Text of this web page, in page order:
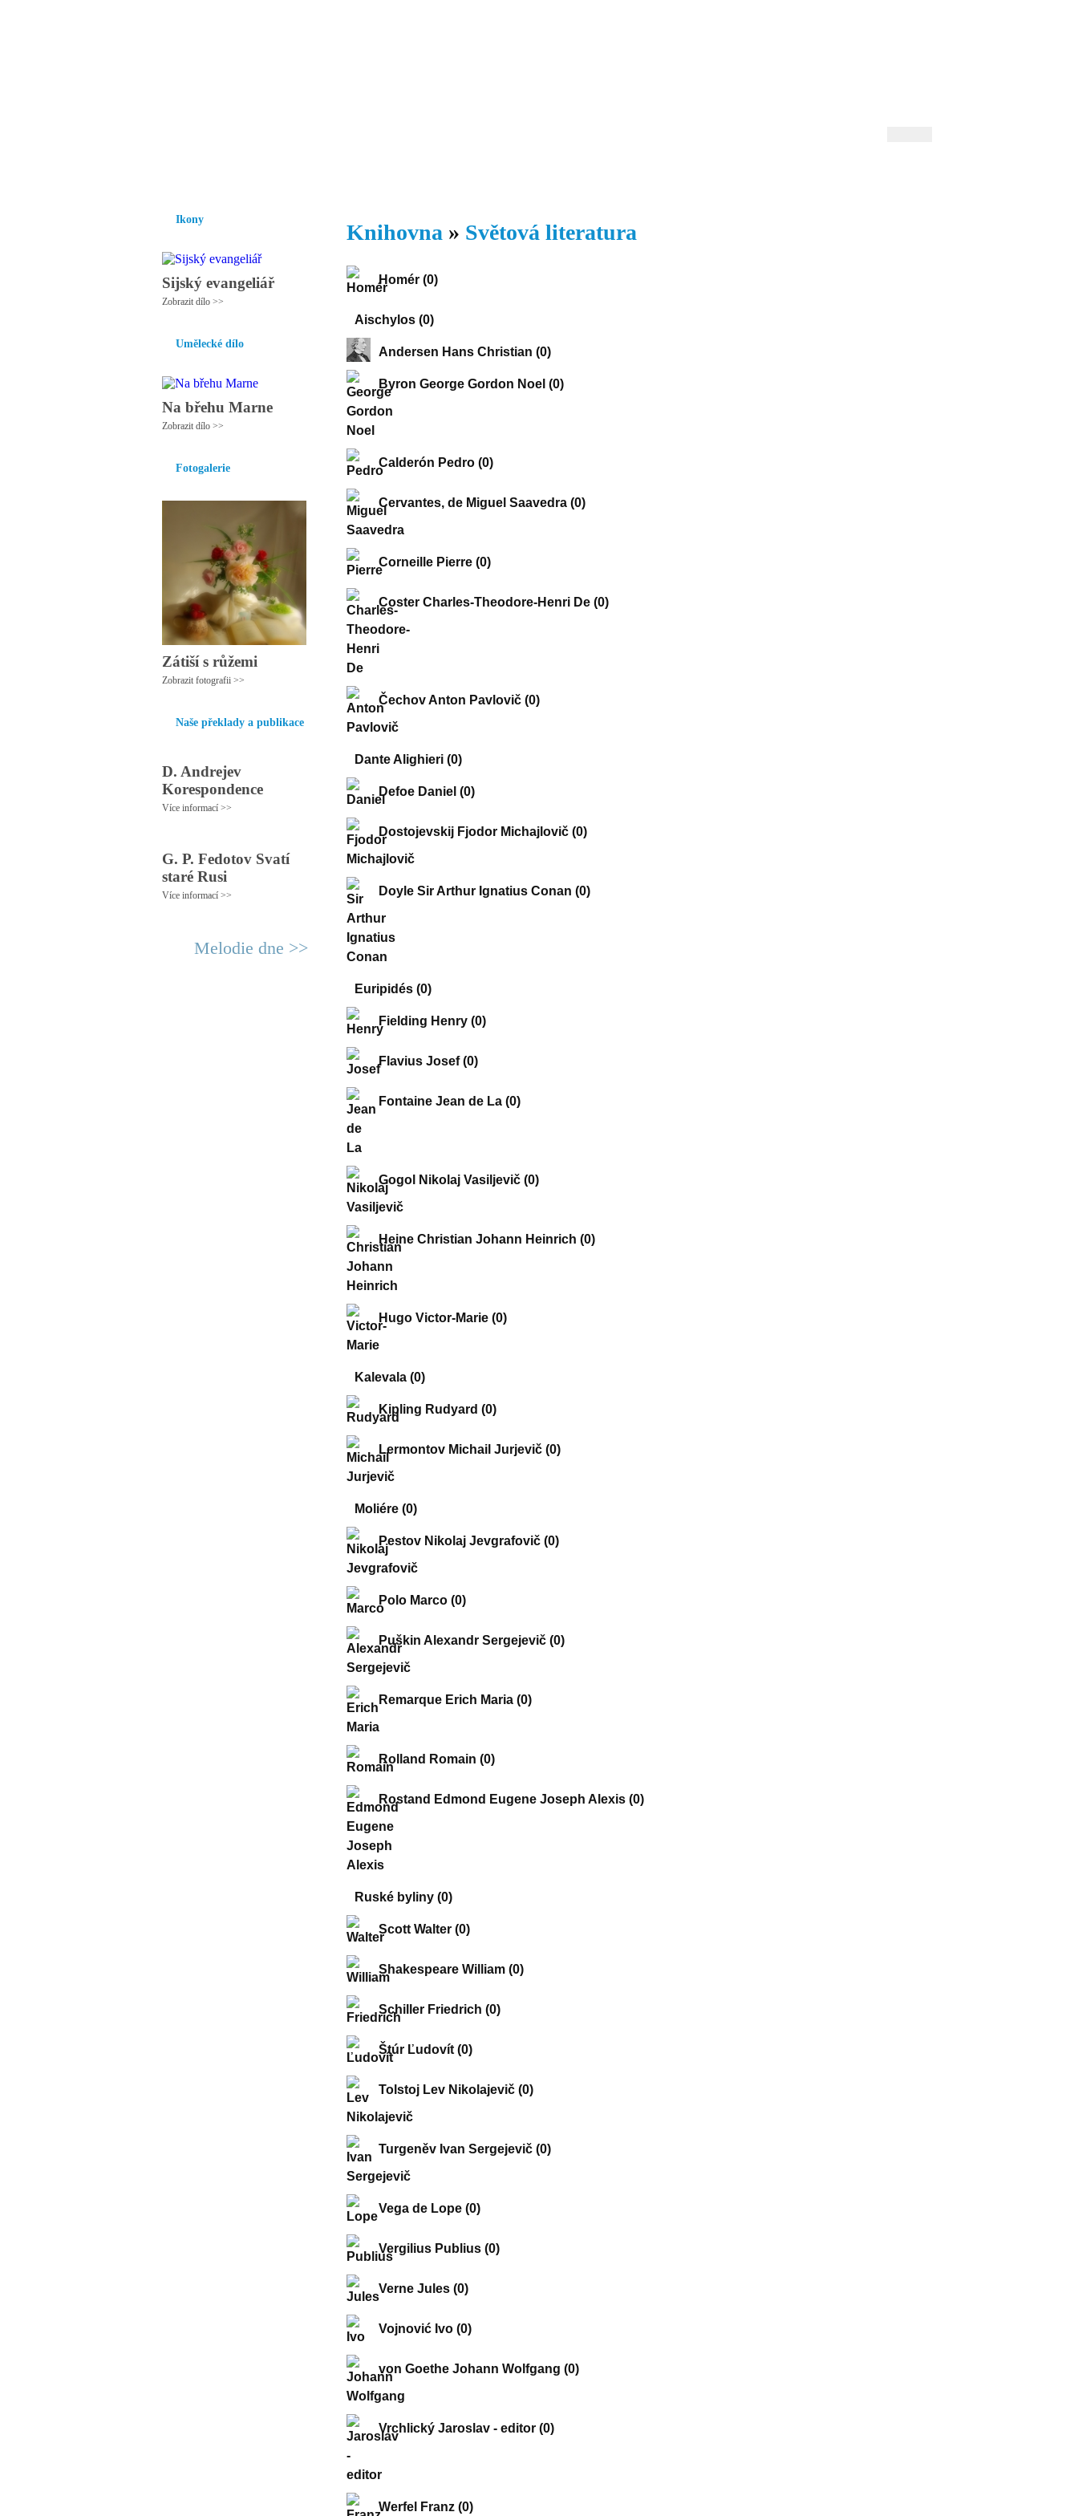
Ikony
Sijský evangeliář
Zobrazit dílo >>
Umělecké dílo
Na břehu Marne
Zobrazit dílo >>
Fotogalerie
Zátiší s růžemi
Zobrazit fotografii >>
Naše překlady a publikace
D. Andrejev
Korespondence
Více informací >>
G. P. Fedotov Svatí
staré Rusi
Více informací >>
Melodie dne >>
Knihovna » Světová literatura
Homér (0)
Aischylos (0)
Andersen Hans Christian (0)
Byron George Gordon Noel (0)
Calderón Pedro (0)
Cervantes, de Miguel Saavedra (0)
Corneille Pierre (0)
Coster Charles-Theodore-Henri De (0)
Čechov Anton Pavlovič (0)
Dante Alighieri (0)
Defoe Daniel (0)
Dostojevskij Fjodor Michajlovič (0)
Doyle Sir Arthur Ignatius Conan (0)
Euripidés (0)
Fielding Henry (0)
Flavius Josef(0)
Fontaine Jean de La (0)
Gogol Nikolaj Vasiljevič (0)
Heine Christian Johann Heinrich (0)
Hugo Victor-Marie (0)
Kalevala (0)
Kipling Rudyard (0)
Lermontov Michail Jurjevič (0)
Moliére (0)
Pestov Nikolaj Jevgrafovič (0)
Polo Marco (0)
Puškin Alexandr Sergejevič (0)
Remarque Erich Maria (0)
Rolland Romain (0)
Rostand Edmond Eugene Joseph Alexis (0)
Ruské byliny (0)
Scott Walter (0)
Shakespeare William (0)
Schiller Friedrich (0)
Štúr Ľudovít (0)
Tolstoj Lev Nikolajevič (0)
Turgeněv Ivan Sergejevič (0)
Vega de Lope (0)
Vergilius Publius (0)
Verne Jules (0)
Vojnović Ivo (0)
von Goethe Johann Wolfgang (0)
Vrchlický Jaroslav - editor (0)
Werfel Franz (0)